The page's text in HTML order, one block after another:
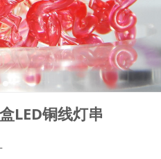
LED铜线灯串